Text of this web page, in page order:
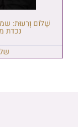
שָׁלוֹם וְרֵעוּת:
נכדת